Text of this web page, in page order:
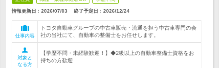
情報更新日：2026/07/03 終了予定日： 2026/12/24
仕事内容
トヨタ自動車グループの中古車販売・流通を担う中古車専門の会
社の当社にて、自動車の整備士をお任せします。
対象と
なる方
【学歴不問・未経験歓迎！】◆2級以上の自動車整備士資格をお
持ちの方歓迎